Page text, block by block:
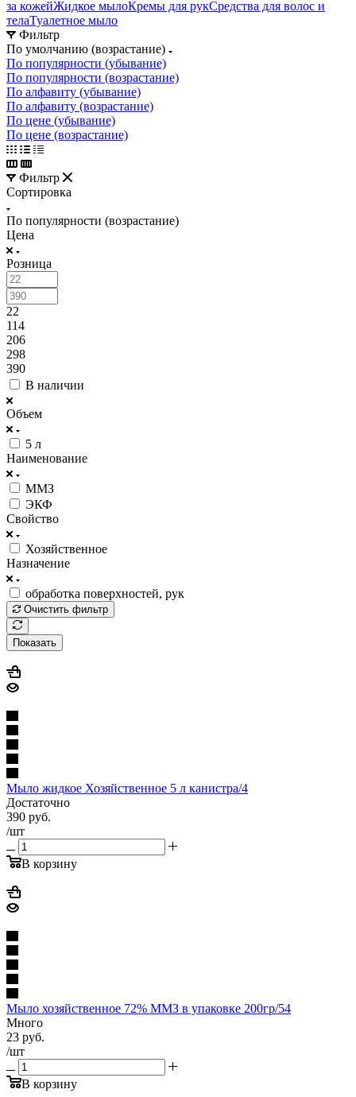
за кожейЖидкое мылоКремы для рукСредства для волос и
телаТуалетное мыло
Фильтр
По умолчанию (возрастание)
По популярности (убывание)
По популярности (возрастание)
По алфавиту (убывание)
По алфавиту (возрастание)
По цене (убывание)
По цене (возрастание)
Фильтр
Сортировка
По популярности (возрастание)
Цена
Розница
22
114
206
298
390
В наличии
Объем
5 л
Наименование
ММЗ
ЭКФ
Свойство
Хозяйственное
Назначение
обработка поверхностей, рук
Очистить фильтр
Показать
Мыло жидкое Хозяйственное 5 л канистра/4
Достаточно
390 руб.
/шт
В корзину
Мыло хозяйственное 72% ММЗ в упаковке 200гр/54
Много
23 руб.
/шт
В корзину